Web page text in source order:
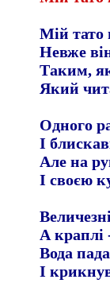
Мій тато
Невже
Таким,
Який
Одного
І
Але на
І своєю
А краплі
Вода
І